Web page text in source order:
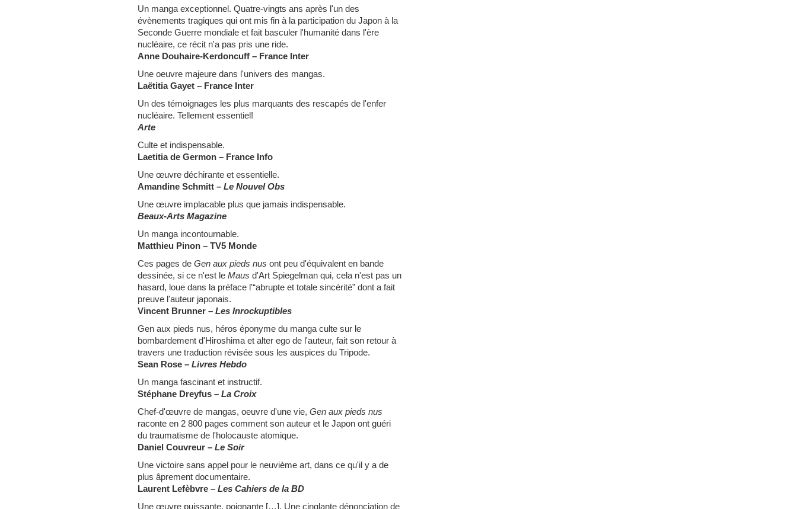
Un manga exceptionnel. Quatre-vingts ans après l'un des
évènements tragiques qui ont mis fin à la participation du Japon à la
Seconde Guerre mondiale et fait basculer l'humanité dans l'ère
nucléaire, ce récit n'a pas pris une ride.
Anne Douhaire-Kerdoncuff – France Inter
Une oeuvre majeure dans l'univers des mangas.
Laëtitia Gayet – France Inter
Un des témoignages les plus marquants des rescapés de l'enfer
nucléaire. Tellement essentiel!
Arte
Culte et indispensable.
Laetitia de Germon – France Info
Une œuvre déchirante et essentielle.
Amandine Schmitt – Le Nouvel Obs
Une œuvre implacable plus que jamais indispensable.
Beaux-Arts Magazine
Un manga incontournable.
Matthieu Pinon – TV5 Monde
Ces pages de Gen aux pieds nus ont peu d'équivalent en bande
dessinée, si ce n'est le Maus d'Art Spiegelman qui, cela n'est pas un
hasard, loue dans la préface l'“abrupte et totale sincérité” dont a fait
preuve l'auteur japonais.
Vincent Brunner – Les Inrockuptibles
Gen aux pieds nus, héros éponyme du manga culte sur le
bombardement d'Hiroshima et alter ego de l'auteur, fait son retour à
travers une traduction révisée sous les auspices du Tripode.
Sean Rose – Livres Hebdo
Un manga fascinant et instructif.
Stéphane Dreyfus – La Croix
Chef-d'œuvre de mangas, oeuvre d'une vie, Gen aux pieds nus
raconte en 2 800 pages comment son auteur et le Japon ont guéri
du traumatisme de l'holocauste atomique.
Daniel Couvreur – Le Soir
Une victoire sans appel pour le neuvième art, dans ce qu'il y a de
plus âprement documentaire.
Laurent Lefèbvre – Les Cahiers de la BD
Une œuvre puissante, poignante […]. Une cinglante dénonciation de